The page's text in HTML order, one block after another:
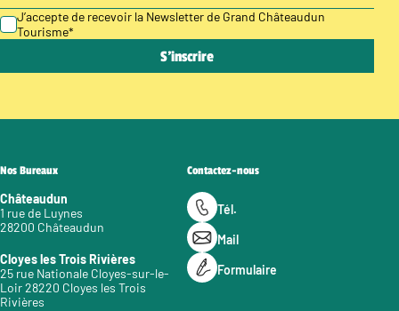
J’accepte de recevoir la Newsletter de Grand Châteaudun
Tourisme*
Nos Bureaux
Châteaudun
1 rue de Luynes
28200 Châteaudun
Cloyes les Trois Rivières
25 rue Nationale Cloyes-sur-le-
Loir 28220 Cloyes les Trois
Rivières
Contactez-nous
Tél.
Mail
Formulaire